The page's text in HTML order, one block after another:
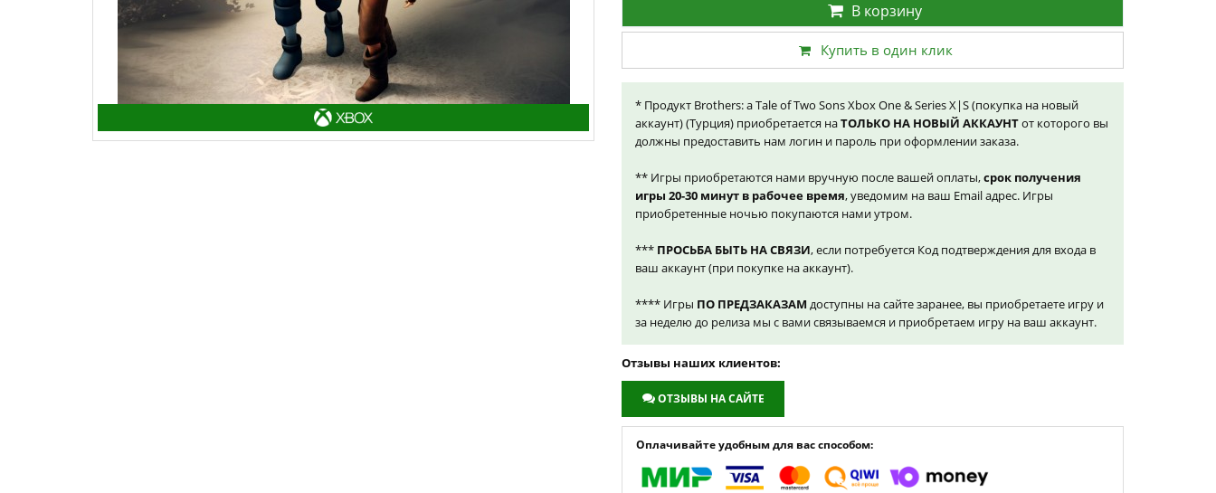
В корзину
Купить в один клик
* Продукт Brothers: a Tale of Two Sons Xbox One & Series X|S (покупка на новый
аккаунт) (Турция) приобретается наТОЛЬКО НА НОВЫЙ АККАУНТот которого вы
должны предоставить нам логин и пароль при оформлении заказа.
** Игры приобретаются нами вручную после вашей оплаты,срок получения
игры 20-30 минут в рабочее время, уведомим на ваш Email адрес. Игры
приобретенные ночью покупаются нами утром.
*** ПРОСЬБА БЫТЬ НА СВЯЗИ, если потребуется Код подтверждения для входа в
ваш аккаунт (при покупке на аккаунт).
**** Игры ПО ПРЕДЗАКАЗАМ доступны на сайте заранее, вы приобретаете игру и
за неделю до релиза мы с вами связываемся и приобретаем игру на ваш аккаунт.
Отзывы наших клиентов:
ОТЗЫВЫ НА САЙТЕ
Оплачивайте удобным для вас способом: